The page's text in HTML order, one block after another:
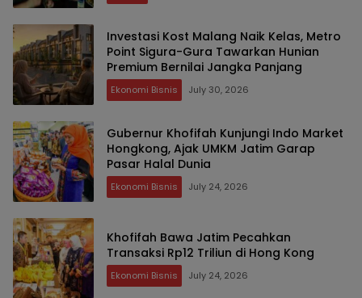
Investasi Kost Malang Naik Kelas, Metro
Point Sigura-Gura Tawarkan Hunian
Premium Bernilai Jangka Panjang
Ekonomi Bisnis July 30, 2026
Gubernur Khofifah Kunjungi Indo Market
Hongkong, Ajak UMKM Jatim Garap
Pasar Halal Dunia
Ekonomi Bisnis July 24, 2026
Khofifah Bawa Jatim Pecahkan
Transaksi Rp12 Triliun di Hong Kong
Ekonomi Bisnis July 24, 2026